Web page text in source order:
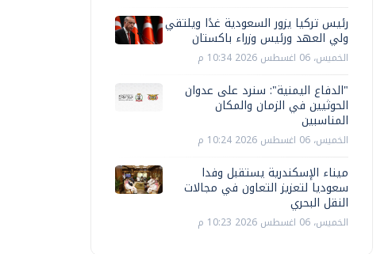
رئيس تركيا يزور السعودية غدًا ويلتقي
ولي العهد ورئيس وزراء باكستان
الخميس، 06 اغسطس 2026 10:34 م
"الدفاع اليمنية": سنرد على عدوان
الحوثيين في الزمان والمكان
المناسبين
الخميس، 06 اغسطس 2026 10:24 م
ميناء الإسكندرية يستقبل وفدا
سعوديا لتعزيز التعاون في مجالات
النقل البحري
الخميس، 06 اغسطس 2026 10:23 م